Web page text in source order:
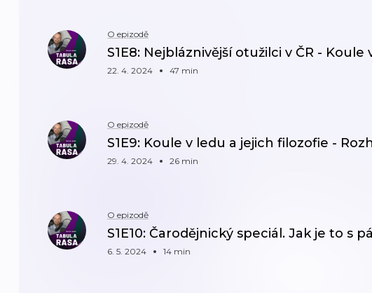
O epizodě
S1E8: Nejbláznivější otužilci v ČR - Koule
22. 4. 2024 47 min
O epizodě
S1E9: Koule v ledu a jejich filozofie -
29. 4. 2024 26 min
O epizodě
S1E10: Čarodějnický speciál. Jak je to s
6. 5. 2024 14 min